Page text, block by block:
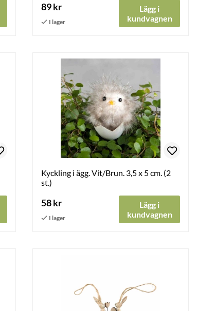
89 kr
Lägg i
kundvagnen
Kyckling i ägg. Vit/Brun. 3,5 x 5 cm. (2
st.)
58 kr
Lägg i
kundvagnen